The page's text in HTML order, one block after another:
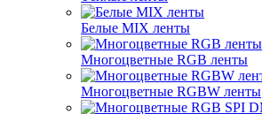
Белые MIX ленты
Многоцветные RGB ленты
Многоцветные RGBW ленты